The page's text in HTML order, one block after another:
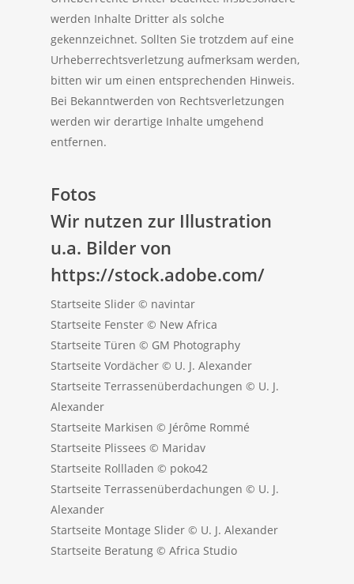
werden Inhalte Dritter als solche
gekennzeichnet. Sollten Sie trotzdem auf eine
Urheberrechtsverletzung aufmerksam werden,
bitten wir um einen entsprechenden Hinweis.
Bei Bekanntwerden von Rechtsverletzungen
werden wir derartige Inhalte umgehend
entfernen.
Fotos
Wir nutzen zur Illustration
u.a. Bilder von
https://stock.adobe.com/
Startseite Slider © navintar
Startseite Fenster © New Africa
Startseite Türen © GM Photography
Startseite Vordächer © U. J. Alexander
Startseite Terrassenüberdachungen © U. J.
Alexander
Startseite Markisen © Jérôme Rommé
Startseite Plissees © Maridav
Startseite Rollladen © poko42
Startseite Terrassenüberdachungen © U. J.
Alexander
Startseite Montage Slider © U. J. Alexander
Startseite Beratung © Africa Studio